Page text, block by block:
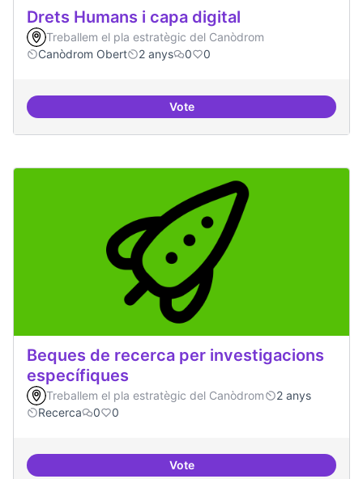
Drets Humans i capa digital
Treballem el pla estratègic del Canòdrom
Canòdrom Obert
2 anys 0 0
VoteDrets Humans i capa digital
Beques de recerca per investigacions
específiques
Treballem el pla estratègic del Canòdrom
2 anys
Recerca
0 0
VoteBeques de recerca per